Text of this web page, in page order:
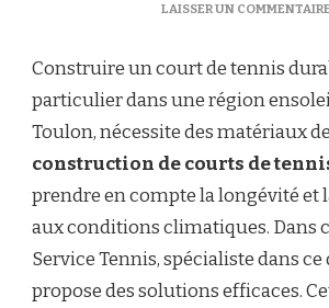
LAISSER UN COMMENTAIRE
Construire un court de tennis
particulier dans une région
Toulon, nécessite des matériaux
construction de courts de
prendre en compte la longévité et
aux conditions climatiques. Dans
Service Tennis, spécialiste dans
propose des solutions efficaces.